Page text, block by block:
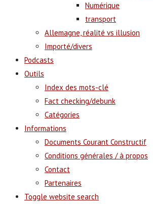
Numérique
transport
Allemagne, réalité vs illusion
Importé/divers
Podcasts
Outils
Index des mots-clé
Fact checking/debunk
Catégories
Informations
Documents Courant Constructif
Conditions générales / à propos
Contact
Partenaires
Toggle website search